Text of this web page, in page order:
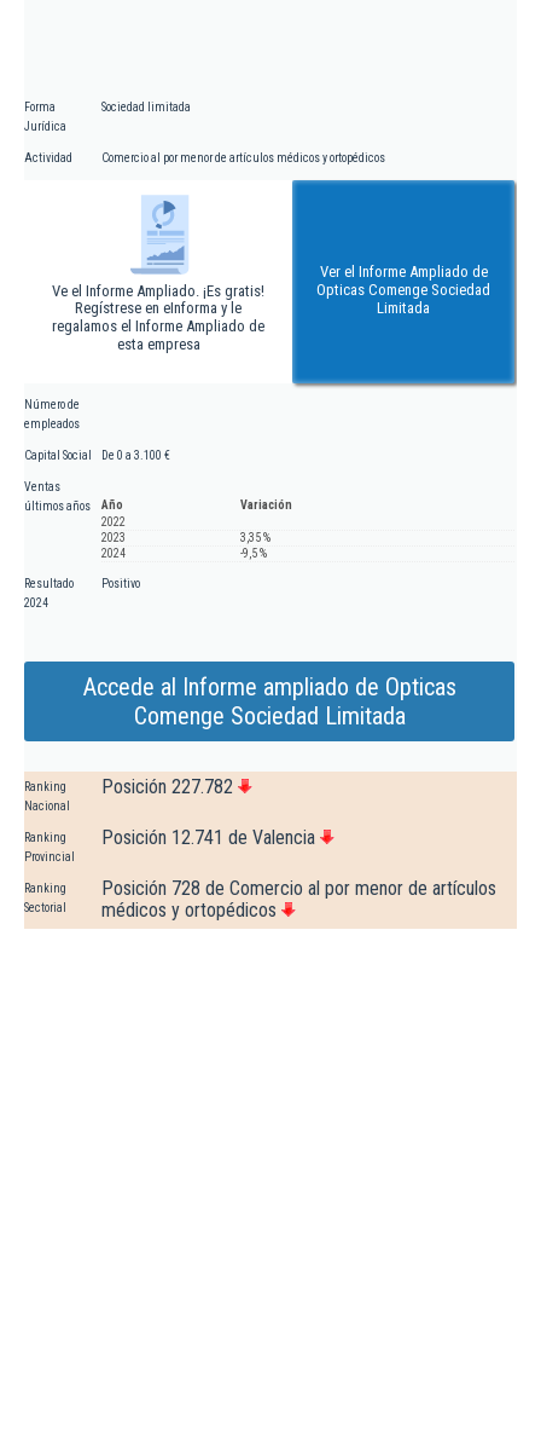
Forma
Jurídica
Sociedad limitada
Actividad Comercio al por menor de artículos médicos y ortopédicos
Ve el Informe Ampliado. ¡Es gratis!
Regístrese en eInforma y le
regalamos el Informe Ampliado de
esta empresa
Ver el Informe Ampliado de
Opticas Comenge Sociedad
Limitada
Número de
empleados
Capital Social De 0 a 3.100 €
Ventas
últimos años
Año
Variación
2022
2023
3,35 %
2024
-9,5 %
Resultado
2024
Positivo
Accede al Informe ampliado de Opticas
Comenge Sociedad Limitada
Ranking
Nacional
Posición 227.782
Ranking
Provincial
Posición 12.741 de Valencia
Ranking
Sectorial
Posición 728 de Comercio al por menor de artículos
médicos y ortopédicos